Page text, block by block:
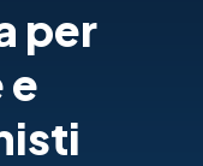
per
e